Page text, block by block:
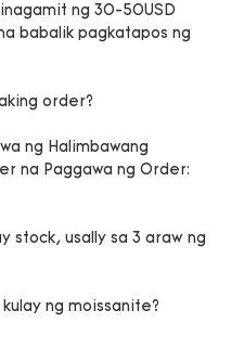
ng 30-50USD
babalik pagkatapos ng
ng Halimbawang
na Paggawa ng Order:
stock, usally sa 3 araw ng